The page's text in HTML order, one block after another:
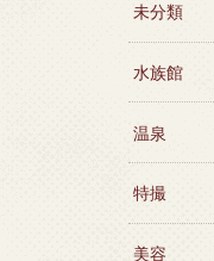
未分類
水族館
温泉
特撮
美容